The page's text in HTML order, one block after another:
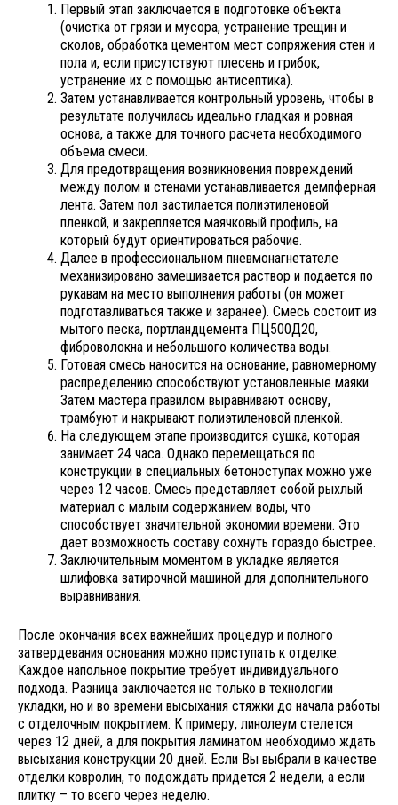
Первый этап заключается в подготовке объекта
(очистка от грязи и мусора, устранение трещин и
сколов, обработка цементом мест сопряжения стен и
пола и, если присутствуют плесень и грибок,
устранение их с помощью антисептика).
Затем устанавливается контрольный уровень, чтобы в
результате получилась идеально гладкая и ровная
основа, а также для точного расчета необходимого
объема смеси.
Для предотвращения возникновения повреждений
между полом и стенами устанавливается демпферная
лента. Затем пол застилается полиэтиленовой
пленкой, и закрепляется маячковый профиль, на
который будут ориентироваться рабочие.
Далее в профессиональном пневмонагнетателе
механизировано замешивается раствор и подается по
рукавам на место выполнения работы (он может
подготавливаться также и заранее). Смесь состоит из
мытого песка, портландцемента ПЦ500Д20,
фиброволокна и небольшого количества воды.
Готовая смесь наносится на основание, равномерному
распределению способствуют установленные маяки.
Затем мастера правилом выравнивают основу,
трамбуют и накрывают полиэтиленовой пленкой.
На следующем этапе производится сушка, которая
занимает 24 часа. Однако перемещаться по
конструкции в специальных бетоноступах можно уже
через 12 часов. Смесь представляет собой рыхлый
материал с малым содержанием воды, что
способствует значительной экономии времени. Это
дает возможность составу сохнуть гораздо быстрее.
Заключительным моментом в укладке является
шлифовка затирочной машиной для дополнительного
выравнивания.
После окончания всех важнейших процедур и полного
затвердевания основания можно приступать к отделке.
Каждое напольное покрытие требует индивидуального
подхода. Разница заключается не только в технологии
укладки, но и во времени высыхания стяжки до начала работы
с отделочным покрытием. К примеру, линолеум стелется
через 12 дней, а для покрытия ламинатом необходимо ждать
высыхания конструкции 20 дней. Если Вы выбрали в качестве
отделки ковролин, то подождать придется 2 недели, а если
плитку – то всего через неделю.